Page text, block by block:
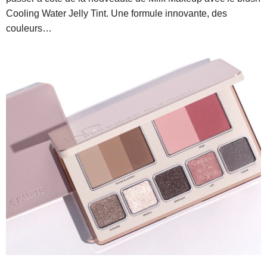
Cooling Water Jelly Tint. Une formule innovante, des
couleurs…